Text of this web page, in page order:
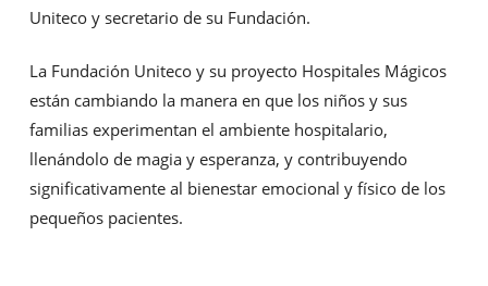
Uniteco y secretario de su Fundación.
La Fundación Uniteco y su proyecto Hospitales Mágicos
están cambiando la manera en que los niños y sus
familias experimentan el ambiente hospitalario,
llenándolo de magia y esperanza, y contribuyendo
significativamente al bienestar emocional y físico de los
pequeños pacientes.